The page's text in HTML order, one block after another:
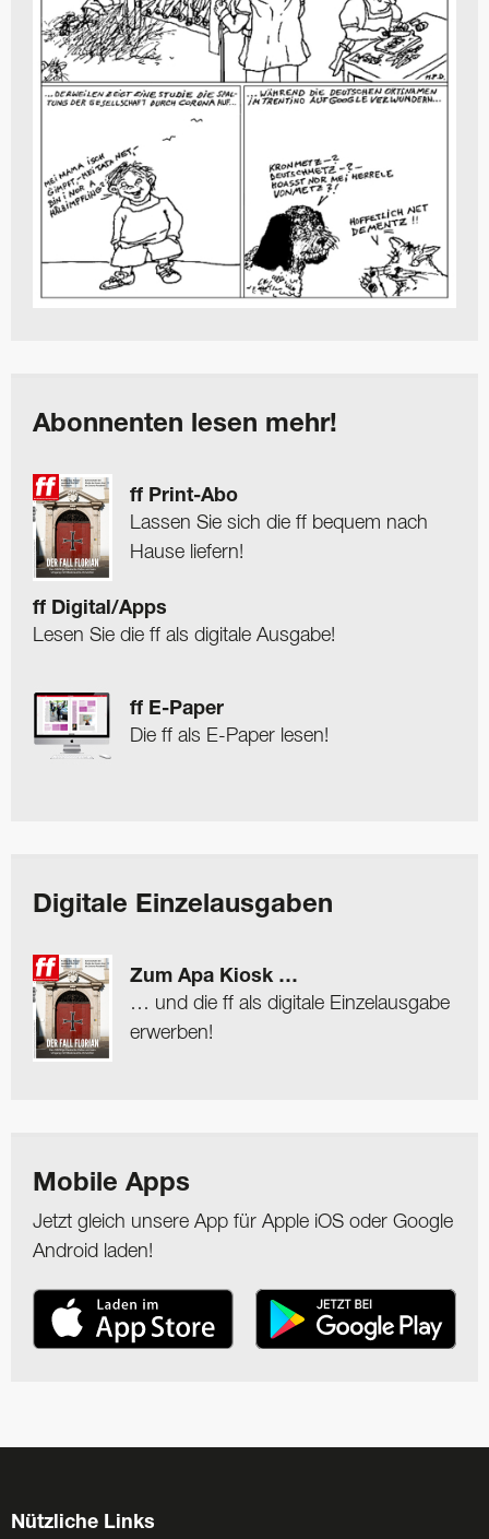
Abonnenten lesen mehr!
ff Print-Abo
Lassen Sie sich die ff bequem nach
Hause liefern!
ff Digital/Apps
Lesen Sie die ff als digitale Ausgabe!
ff E-Paper
Die ff als E-Paper lesen!
Digitale Einzelausgaben
Zum Apa Kiosk …
… und die ff als digitale Einzelausgabe
erwerben!
Mobile Apps
Jetzt gleich unsere App für Apple iOS oder Google
Android laden!
Nützliche Links